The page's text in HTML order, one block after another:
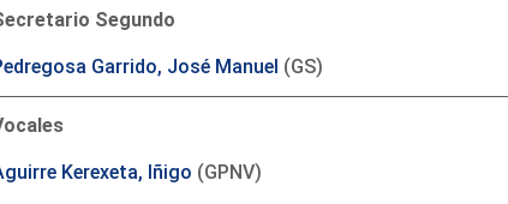
Segundo
Garrido, José Manuel (GS)
Kerexeta, Iñigo (GPNV)